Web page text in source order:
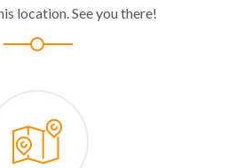
location. See you there!